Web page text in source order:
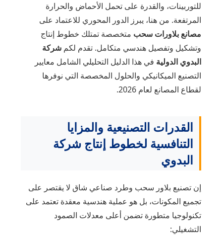
للتوربينات، والقدرة على تحمل الأحماض والحرارة
المرتفعة. من هنا، يبرز الدور المحوري للاعتماد على
مصانع بلاورات سحب متخصصة تمتلك خطوط إنتاج
وتشكيل وتفصيل هندسي متكامل. تقدم لكمشركة
البدوي الدولية في هذا الدليل التحليلي الشامل معايير
التصنيع الميكانيكي والحلول المخصصة التي نوفرها
لقطاع المصانع لعام 2026.
القدرات التصنيعية والمزايا
التنافسية لخطوط إنتاج شركة
البدوي
إن تصنيع بلاور سحب وطرد صناعي شاق لا يقتصر على
تجميع المكونات، بل هو عملية هندسية معقدة تعتمد على
تكنولوجيا متطورة تضمن أعلى معدلات الصمود
التشغيلي: